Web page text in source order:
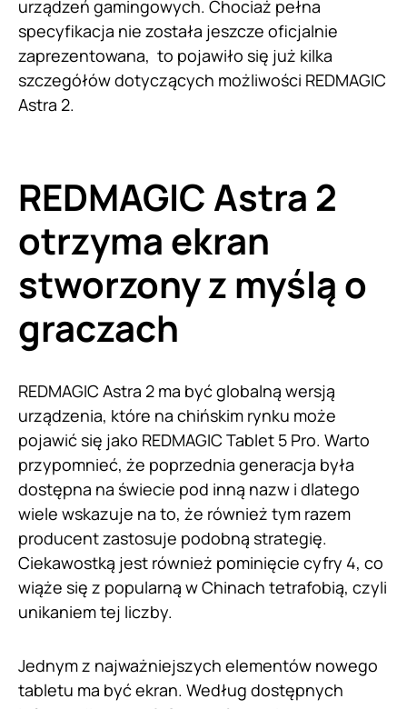
urządzeń gamingowych. Chociaż pełna
specyfikacja nie została jeszcze oficjalnie
zaprezentowana, to pojawiło się już kilka
szczegółów dotyczących możliwości REDMAGIC
Astra 2.
REDMAGIC Astra 2
otrzyma ekran
stworzony z myślą o
graczach
REDMAGIC Astra 2 ma być globalną wersją
urządzenia, które na chińskim rynku może
pojawić się jako REDMAGIC Tablet 5 Pro. Warto
przypomnieć, że poprzednia generacja była
dostępna na świecie pod inną nazw i dlatego
wiele wskazuje na to, że również tym razem
producent zastosuje podobną strategię.
Ciekawostką jest również pominięcie cyfry 4, co
wiąże się z popularną w Chinach tetrafobią, czyli
unikaniem tej liczby.
Jednym z najważniejszych elementów nowego
tabletu ma być ekran. Według dostępnych